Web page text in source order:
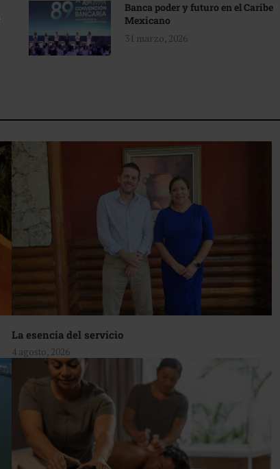
Banca poder y futuro en el Caribe
Mexicano
31 marzo, 2026
La esencia del servicio
4 agosto, 2026